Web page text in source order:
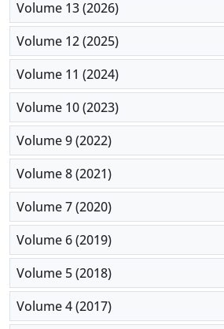
Volume 13 (2026)
Volume 12 (2025)
Volume 11 (2024)
Volume 10 (2023)
Volume 9 (2022)
Volume 8 (2021)
Volume 7 (2020)
Volume 6 (2019)
Volume 5 (2018)
Volume 4 (2017)